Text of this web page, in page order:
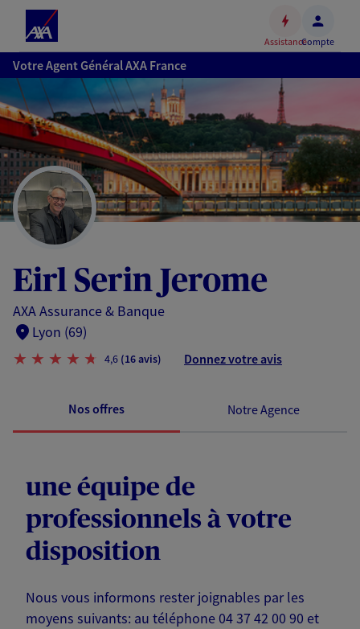
Accéder
au
contenu
principal
Accéder
pied
de
page
AssistanceCompte
Votre Agent Général AXA France
Eirl Serin Jerome
AXA Assurance & Banque
Lyon (69)
4,6 (16 avis) Donnez votre avis
Nos offres Notre Agence
une équipe de
professionnels à votre
disposition
Nous vous informons rester joignables par les
moyens suivants: au téléphone 04 37 42 00 90 et